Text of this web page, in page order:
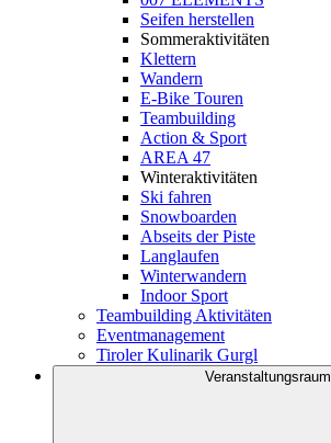
Seifen herstellen
Sommeraktivitäten
Klettern
Wandern
E-Bike Touren
Teambuilding
Action & Sport
AREA 47
Winteraktivitäten
Ski fahren
Snowboarden
Abseits der Piste
Langlaufen
Winterwandern
Indoor Sport
Teambuilding Aktivitäten
Eventmanagement
Tiroler Kulinarik Gurgl
Veranstaltungsraum